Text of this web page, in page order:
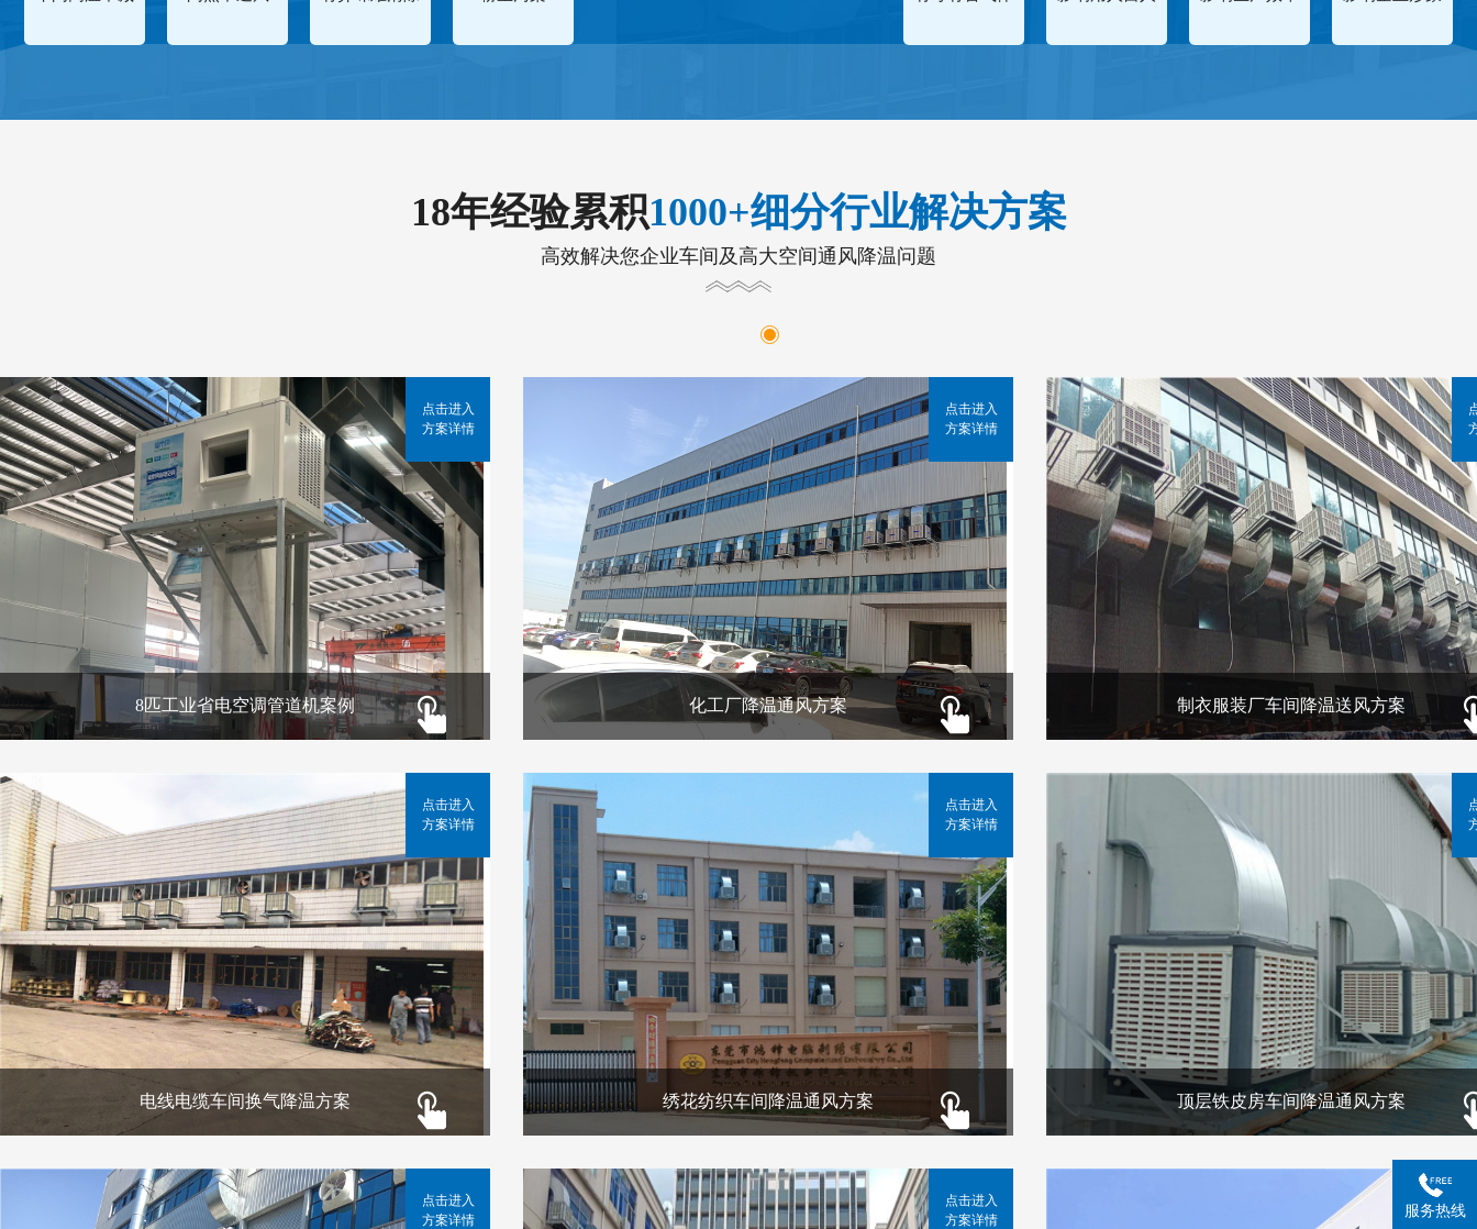
18年经验累积1000+细分行业解决方案
高效解决您企业车间及高大空间通风降温问题
8匹工业省电空调管道机案例
点击进入
方案详情
化工厂降温通风方案
点击进入
方案详情
制衣服装厂车间降温送风方案
电线电缆车间换气降温方案
点击进入
方案详情
绣花纺织车间降温通风方案
点击进入
方案详情
顶层铁皮房车间降温通风方案
点击进入
方案详情
点击进入
方案详情
服务热线